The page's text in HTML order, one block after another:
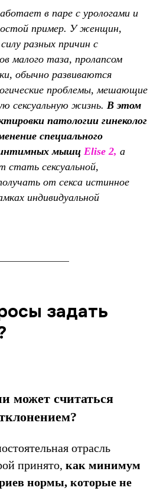
в паре с урологами и
пример. У женщин,
разных причин с
малого таза, пролапсом
обычно развиваются
проблемы, мешающие
сексуальную жизнь. В этом
патологии гинеколог
специального
мышц Elise 2, а
стать сексуальной,
от секса истинное
индивидуальной
задать
может считаться
отрасль
принято, как минимум
нормы, которые не